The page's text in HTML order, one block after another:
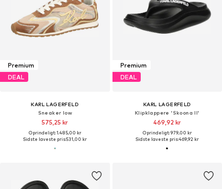
Premium
DEAL
KARL LAGERFELD
Sneaker low
575,25 kr
Oprindeligt: 1.485,00 kr
Sidste laveste pris:531,00 kr
Premium
DEAL
KARL LAGERFELD
Klipklappere 'Skoona II'
469,92 kr
Oprindeligt: 979,00 kr
Sidste laveste pris:469,92 kr